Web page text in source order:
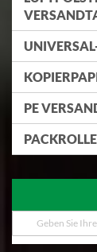
PE
Melden
Sie